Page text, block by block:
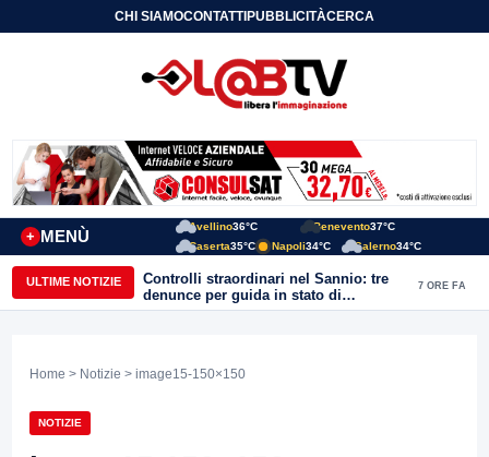
CHI SIAMOCONTATTIPUBBLICITÀCERCA
MENÙ
+
Avellino36°C Benevento37°C
Caserta35°C Napoli34°C Salerno34°C
ULTIME NOTIZIE
Controlli straordinari nel Sannio: tre
denunce per guida in stato di
ebbrezza, un arresto e 1.500 kg di
7 ORE FA
Home > Notizie > image15-150×150
NOTIZIE